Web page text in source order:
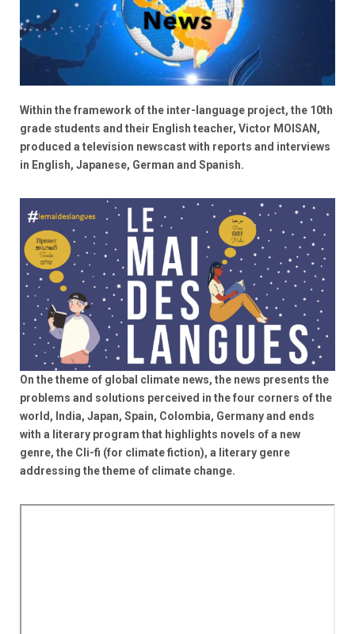
Within the framework of the inter-language project, the 10th
grade students and their English teacher, Victor MOISAN,
produced a television newscast with reports and interviews
in English, Japanese, German and Spanish.
On the theme of global climate news, the news presents the
problems and solutions perceived in the four corners of the
world, India, Japan, Spain, Colombia, Germany and ends
with a literary program that highlights novels of a new
genre, the Cli-fi (for climate fiction), a literary genre
addressing the theme of climate change.